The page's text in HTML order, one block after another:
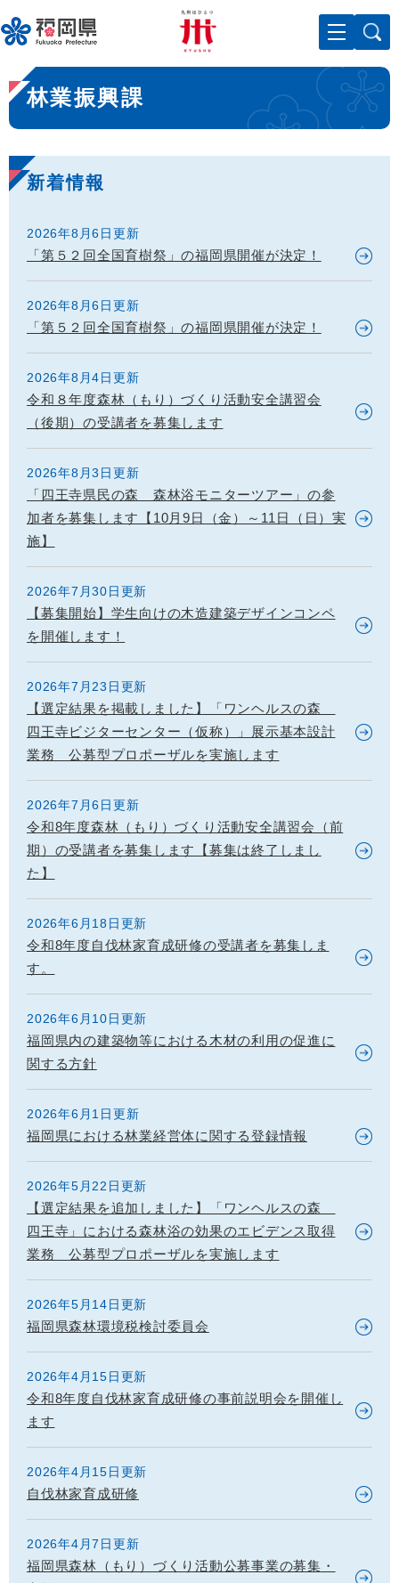
ー
ジ
先
頭
で
。
メニューを飛ばして本文へ
本
文
林業振興課
新着情報
2026年8月6日更新
「第５２回全国育樹祭」の福岡県開催が決定！
2026年8月6日更新
「第５２回全国育樹祭」の福岡県開催が決定！
2026年8月4日更新
令和８年度森林（もり）づくり活動安全講習会
（後期）の受講者を募集します
2026年8月3日更新
「四王寺県民の森 森林浴モニターツアー」の参
加者を募集します【10月9日（金）～11日（日）実
施】
2026年7月30日更新
【募集開始】学生向けの木造建築デザインコンペ
を開催します！
2026年7月23日更新
【選定結果を掲載しました】「ワンヘルスの森
四王寺ビジターセンター（仮称）」展示基本設計
業務 公募型プロポーザルを実施します
2026年7月6日更新
令和8年度森林（もり）づくり活動安全講習会（前
期）の受講者を募集します【募集は終了しまし
た】
2026年6月18日更新
令和8年度自伐林家育成研修の受講者を募集しま
す。
2026年6月10日更新
福岡県内の建築物等における木材の利用の促進に
関する方針
2026年6月1日更新
福岡県における林業経営体に関する登録情報
2026年5月22日更新
【選定結果を追加しました】「ワンヘルスの森
四王寺」における森林浴の効果のエビデンス取得
業務 公募型プロポーザルを実施します
2026年5月14日更新
福岡県森林環境税検討委員会
2026年4月15日更新
令和8年度自伐林家育成研修の事前説明会を開催し
ます
2026年4月15日更新
自伐林家育成研修
2026年4月7日更新
福岡県森林（もり）づくり活動公募事業の募集・